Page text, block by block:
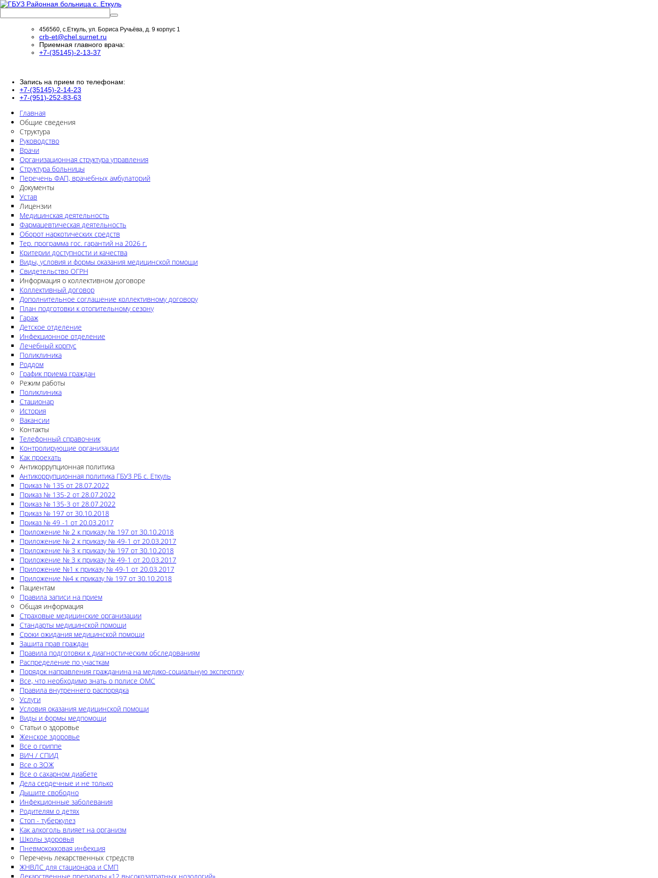
456560, с.Еткуль, ул. Бориса Ручьёва, д. 9 корпус 1
crb-et@chel.surnet.ru
Приемная главного врача:
+7-(35145)-2-13-37
Запись на прием по телефонам:
+7-(35145)-2-14-23
+7-(951)-252-83-63
Главная
Общие сведения
Структура
Руководство
Врачи
Организационная структура управления
Структура больницы
Перечень ФАП, врачебных амбулаторий
Документы
Устав
Лицензии
Медицинская деятельность
Фармацевтическая деятельность
Оборот наркотических средств
Тер. программа гос. гарантий на 2026 г.
Критерии доступности и качества
Виды, условия и формы оказания медицинской помощи
Свидетельство ОГРН
Информация о коллективном договоре
Коллективный договор
Дополнительное соглашение коллективному договору
План подготовки к отопительному сезону
Гараж
Детское отделение
Инфекционное отделение
Лечебный корпус
Поликлиника
Роддом
График приема граждан
Режим работы
Поликлиника
Стационар
История
Вакансии
Контакты
Телефонный справочник
Контролирующие организации
Как проехать
Антикоррупционная политика
Антикоррупционная политика ГБУЗ РБ с. Еткуль
Приказ № 135 от 28.07.2022
Приказ № 135-2 от 28.07.2022
Приказ № 135-3 от 28.07.2022
Приказ № 197 от 30.10.2018
Приказ № 49 -1 от 20.03.2017
Приложение № 2 к приказу № 197 от 30.10.2018
Приложение № 2 к приказу № 49-1 от 20.03.2017
Приложение № 3 к приказу № 197 от 30.10.2018
Приложение № 3 к приказу № 49-1 от 20.03.2017
Приложение №1 к приказу № 49-1 от 20.03.2017
Приложение №4 к приказу № 197 от 30.10.2018
Пациентам
Правила записи на прием
Общая информация
Страховые медицинские организации
Стандарты медицинской помощи
Сроки ожидания медицинской помощи
Защита прав граждан
Правила подготовки к диагностическим обследованиям
Распределение по участкам
Порядок направления гражданина на медико-социальную экспертизу
Все, что необходимо знать о полисе ОМС
Правила внутреннего распорядка
Услуги
Условия оказания медицинской помощи
Виды и формы медпомощи
Статьи о здоровье
Женское здоровье
Все о гриппе
ВИЧ / СПИД
Все о ЗОЖ
Все о сахарном диабете
Дела сердечные и не только
Дышите свободно
Инфекционные заболевания
Родителям о детях
Стоп - туберкулез
Как алкоголь влияет на организм
Школы здоровья
Пневмококковая инфекция
Перечень лекарственных стредств
ЖНВЛС для стационара и СМП